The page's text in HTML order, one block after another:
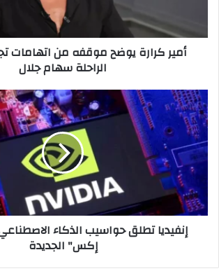
الراحلة
أمير كرارة يوضح موقفه من اتهامات
الراحلة سهام جلال
إنفيديا
تطلق
حواسيب
الذكاء
الاصطناعي
برقائق
1
إكس"
الجديدة
إكس" الجديدة